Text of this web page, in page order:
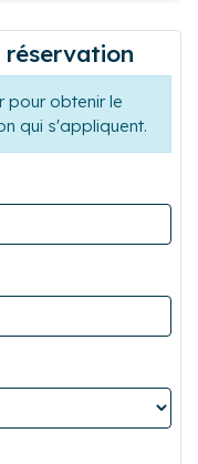
0 0 0
réservation
obtenir le
qui s'appliquent.